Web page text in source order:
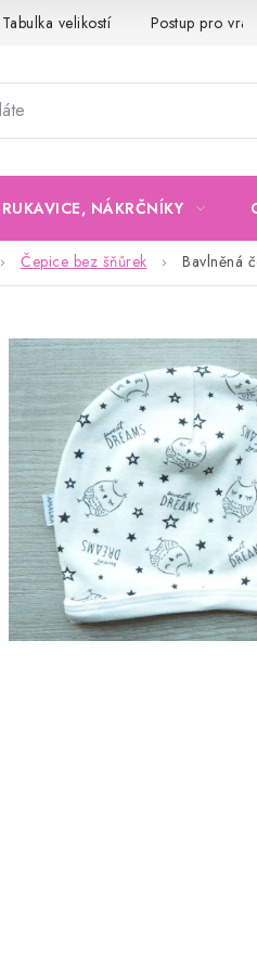
Tabulka velikostí Postup pro
NÁKRČNÍKY
Čepice bez šňůrek Bavlněná